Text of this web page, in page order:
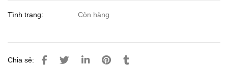
Tình trạng: Còn hàng
Chia sẻ: